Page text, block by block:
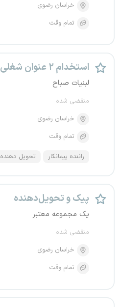
خراسان رضوی
تمام وقت
استخدام ۲ عنوان شغلی
لبنیات صباح
منقضی شده
خراسان رضوی
تمام وقت
راننده پیمانکار تحویل دهنده
پیک و تحویل‌دهنده
یک مجموعه معتبر
منقضی شده
خراسان رضوی
تمام وقت